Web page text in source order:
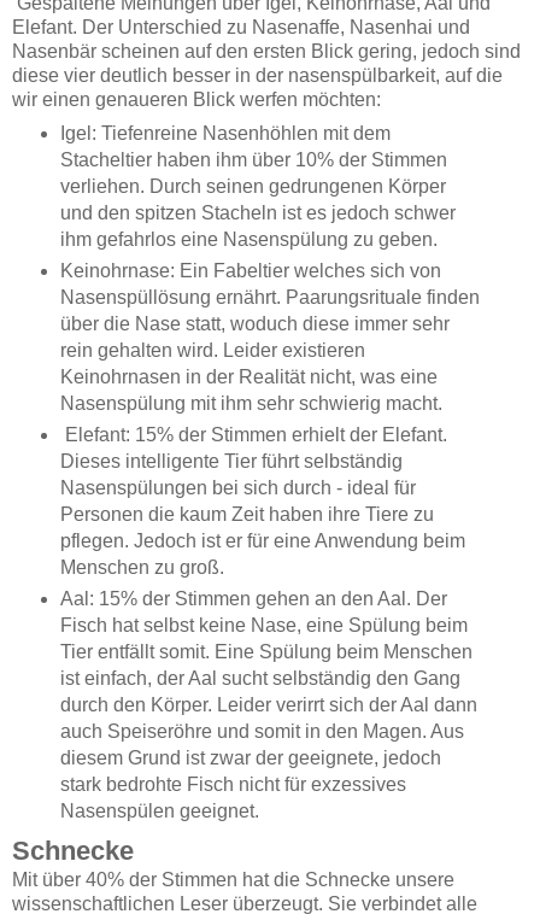
Elefant. Der Unterschied zu Nasenaffe, Nasenhai und
Nasenbär scheinen auf den ersten Blick gering, jedoch sind
diese vier deutlich besser in der nasenspülbarkeit, auf die
wir einen genaueren Blick werfen möchten:
Igel: Tiefenreine Nasenhöhlen mit dem
Stacheltier haben ihm über 10% der Stimmen
verliehen. Durch seinen gedrungenen Körper
und den spitzen Stacheln ist es jedoch schwer
ihm gefahrlos eine Nasenspülung zu geben.
Keinohrnase: Ein Fabeltier welches sich von
Nasenspüllösung ernährt. Paarungsrituale finden
über die Nase statt, woduch diese immer sehr
rein gehalten wird. Leider existieren
Keinohrnasen in der Realität nicht, was eine
Nasenspülung mit ihm sehr schwierig macht.
Elefant: 15% der Stimmen erhielt der Elefant.
Dieses intelligente Tier führt selbständig
Nasenspülungen bei sich durch - ideal für
Personen die kaum Zeit haben ihre Tiere zu
pflegen. Jedoch ist er für eine Anwendung beim
Menschen zu groß.
Aal: 15% der Stimmen gehen an den Aal. Der
Fisch hat selbst keine Nase, eine Spülung beim
Tier entfällt somit. Eine Spülung beim Menschen
ist einfach, der Aal sucht selbständig den Gang
durch den Körper. Leider verirrt sich der Aal dann
auch Speiseröhre und somit in den Magen. Aus
diesem Grund ist zwar der geeignete, jedoch
stark bedrohte Fisch nicht für exzessives
Nasenspülen geeignet.
Schnecke
Mit über 40% der Stimmen hat die Schnecke unsere
wissenschaftlichen Leser überzeugt. Sie verbindet alle